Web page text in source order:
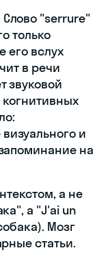
"serrure"
только
его вслух
в речи
звуковой
и
на
а не
а "J'ai un
Мозг
статьи.